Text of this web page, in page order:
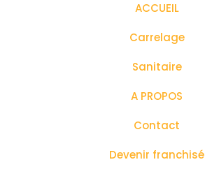
ACCUEIL
Carrelage
Sanitaire
A PROPOS
Contact
Devenir franchisé